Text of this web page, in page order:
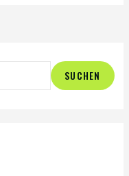
SUCHEN